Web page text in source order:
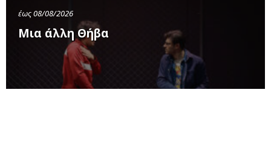
έως 08/08/2026
Μια άλλη Θήβα